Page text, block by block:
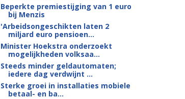
Beperkte premiestijging van 1 euro
bij Menzis
'Arbeidsongeschikten laten 2
miljard euro pensioen...
Minister Hoekstra onderzoekt
mogelijkheden volksaa...
Steeds minder geldautomaten;
iedere dag verdwijnt ...
Sterke groei in installaties mobiele
betaal- en ba...